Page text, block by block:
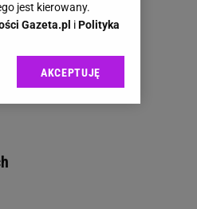
jest kierowany.
Gazeta.pl iPolityka
sp. z o.o., jej
Zmiana ustawień
celów identyfikacji.
AKCEPTUJĘ